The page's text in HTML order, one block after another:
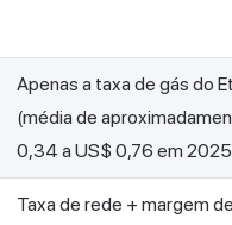
Apenas a taxa de gás do
(média de
0,34 a US$ 0,76 em
Taxa de rede + margem